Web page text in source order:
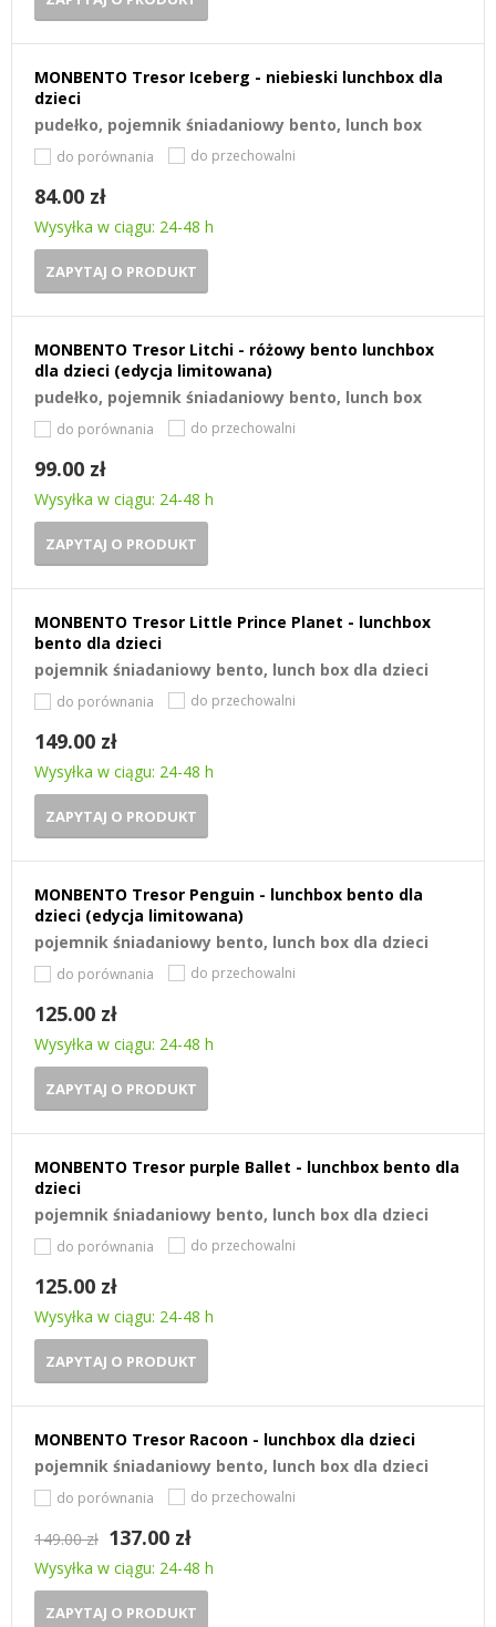
MONBENTO Tresor Iceberg - niebieski lunchbox dla
dzieci
pudełko, pojemnik śniadaniowy bento, lunch box
do porównania do przechowalni
84.00 zł
Wysyłka w ciągu: 24-48 h
ZAPYTAJ O PRODUKT
MONBENTO Tresor Litchi - różowy bento lunchbox
dla dzieci (edycja limitowana)
pudełko, pojemnik śniadaniowy bento, lunch box
do porównania do przechowalni
99.00 zł
Wysyłka w ciągu: 24-48 h
ZAPYTAJ O PRODUKT
MONBENTO Tresor Little Prince Planet - lunchbox
bento dla dzieci
pojemnik śniadaniowy bento, lunch box dla dzieci
do porównania do przechowalni
149.00 zł
Wysyłka w ciągu: 24-48 h
ZAPYTAJ O PRODUKT
MONBENTO Tresor Penguin - lunchbox bento dla
dzieci (edycja limitowana)
pojemnik śniadaniowy bento, lunch box dla dzieci
do porównania do przechowalni
125.00 zł
Wysyłka w ciągu: 24-48 h
ZAPYTAJ O PRODUKT
MONBENTO Tresor purple Ballet - lunchbox bento dla
dzieci
pojemnik śniadaniowy bento, lunch box dla dzieci
do porównania do przechowalni
125.00 zł
Wysyłka w ciągu: 24-48 h
ZAPYTAJ O PRODUKT
MONBENTO Tresor Racoon - lunchbox dla dzieci
pojemnik śniadaniowy bento, lunch box dla dzieci
do porównania do przechowalni
149.00 zł 137.00 zł
Wysyłka w ciągu: 24-48 h
ZAPYTAJ O PRODUKT